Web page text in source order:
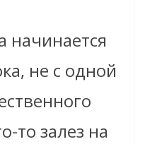
начинается
не с одной
то залез на